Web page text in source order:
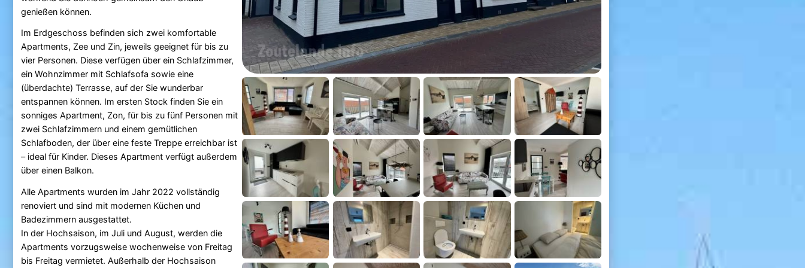
genießen können.
Im Erdgeschoss befinden sich zwei komfortable
Apartments, Zee und Zin, jeweils geeignet für bis zu
vier Personen. Diese verfügen über ein Schlafzimmer,
ein Wohnzimmer mit Schlafsofa sowie eine
(überdachte) Terrasse, auf der Sie wunderbar
entspannen können. Im ersten Stock finden Sie ein
sonniges Apartment, Zon, für bis zu fünf Personen mit
zwei Schlafzimmern und einem gemütlichen
Schlafboden, der über eine feste Treppe erreichbar ist
– ideal für Kinder. Dieses Apartment verfügt außerdem
über einen Balkon.
Alle Apartments wurden im Jahr 2022 vollständig
renoviert und sind mit modernen Küchen und
Badezimmern ausgestattet.
In der Hochsaison, im Juli und August, werden die
Apartments vorzugsweise wochenweise von Freitag
bis Freitag vermietet. Außerhalb der Hochsaison